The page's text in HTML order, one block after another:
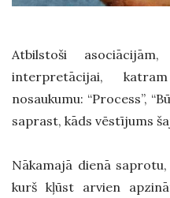
Atbilstoši
interpretācijai,
nosaukumu: “Process”,
saprast, kāds vēstījums
Nākamajā dienā
kurš kļūst arvien